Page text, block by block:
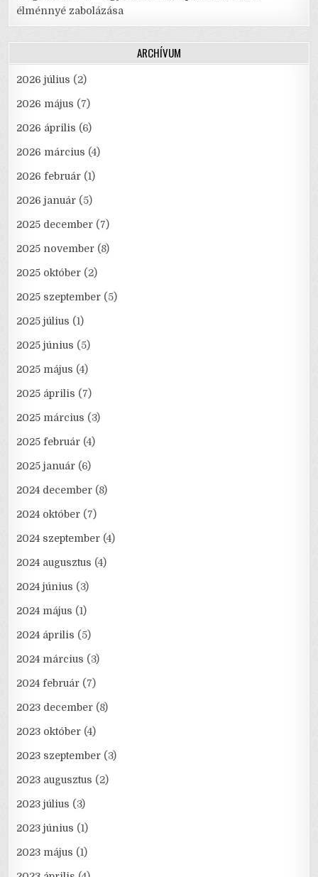
élménnyé zabolázása
ARCHÍVUM
2026 július (2)
2026 május (7)
2026 április (6)
2026 március (4)
2026 február (1)
2026 január (5)
2025 december (7)
2025 november (8)
2025 október (2)
2025 szeptember (5)
2025 július (1)
2025 június (5)
2025 május (4)
2025 április (7)
2025 március (3)
2025 február (4)
2025 január (6)
2024 december (8)
2024 október (7)
2024 szeptember (4)
2024 augusztus (4)
2024 június (3)
2024 május (1)
2024 április (5)
2024 március (3)
2024 február (7)
2023 december (8)
2023 október (4)
2023 szeptember (3)
2023 augusztus (2)
2023 július (3)
2023 június (1)
2023 május (1)